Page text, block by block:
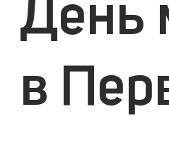
День
в